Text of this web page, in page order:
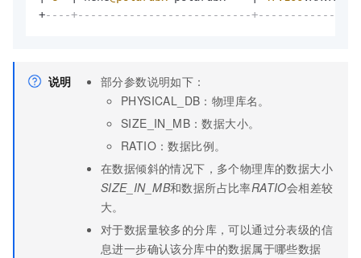
+----+---------------------------
说明
部分参数说明如下：
PHYSICAL_DB：物理库名。
SIZE_IN_MB：数据大小。
RATIO：数据比例。
在数据倾斜的情况下，多个物理库的数据大小
SIZE_IN_MB和数据所占比率RATIO会相差较
大。
对于数据量较多的分库，可以通过分表级的信
息进一步确认该分库中的数据属于哪些数据